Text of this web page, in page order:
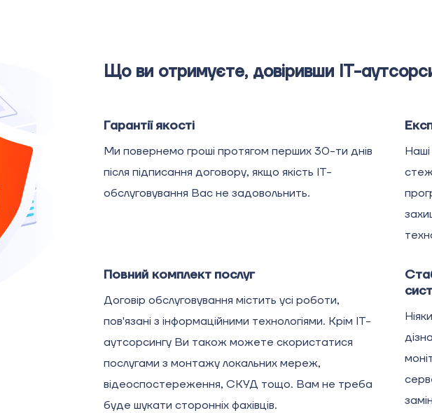
Що ви отримуєте, довіривши IT-
Гарантії якості
Ми повернемо гроші протягом перших 30-ти днів
після підписання договору, якщо якість ІТ-
обслуговування Вас не задовольнить.
Повний комплект послуг
Договір обслуговування містить усі роботи,
пов'язані з інформаційними технологіями. Крім ІТ-
аутсорсингу Ви також можете скористатися
послугами з монтажу локальних мереж,
відеоспостереження, СКУД тощо. Вам не треба
буде шукати сторонніх фахівців.